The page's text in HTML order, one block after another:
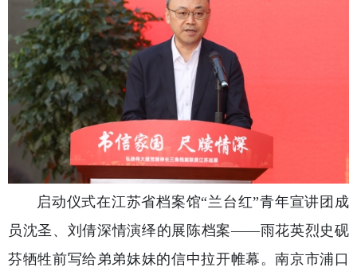
启动仪式在江苏省档案馆“兰台红”青年宣讲团成
员沈圣、刘倩深情演绎的展陈档案——雨花英烈史砚
芬牺牲前写给弟弟妹妹的信中拉开帷幕。南京市浦口